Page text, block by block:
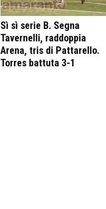
Sì sì serie B. Segna
Tavernelli, raddoppia
Arena, tris di Pattarello.
Torres battuta 3-1